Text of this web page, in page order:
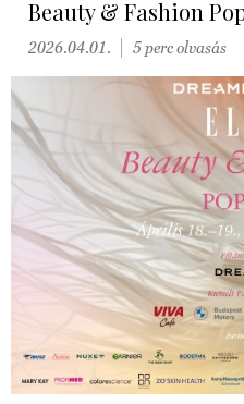
Beauty & Fashion
2026.04.01. 5 perc olvasás